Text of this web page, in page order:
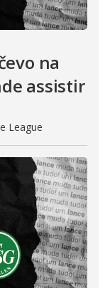
na
assistir
League